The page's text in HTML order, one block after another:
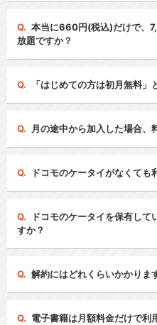
本当に660円(税込)だけで、
放題ですか？
「はじめての方は初月無料」
月の途中から加入した場合、
ドコモのケータイがなくても
ドコモのケータイを保有し
すか？
解約にはどれくらいかかりま
電子書籍は月額料金だけで利